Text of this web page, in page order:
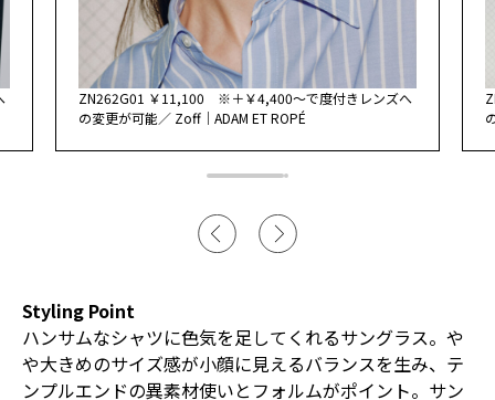
ZN262G01 ￥11,100 ※＋￥4,400～で度付きレンズへ
の変更が可能／ Zoff｜ADAM ET ROPÉ
Styling Point
ハンサムなシャツに色気を足してくれるサングラス。や
や大きめのサイズ感が小顔に見えるバランスを生み、テ
ンプルエンドの異素材使いとフォルムがポイント。サン